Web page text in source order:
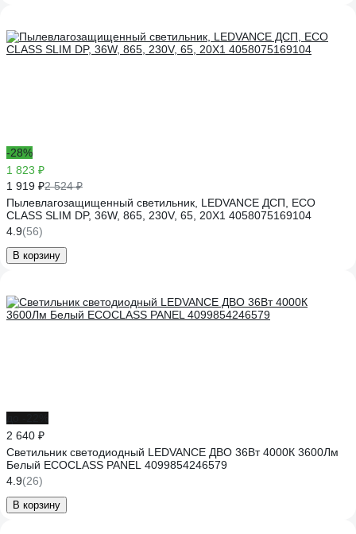
-28%
1 823 ₽
1 919 ₽2 524 ₽
Пылевлагозащищенный светильник, LEDVANCE ДСП, ECO
CLASS SLIM DP, 36W, 865, 230V, 65, 20X1 4058075169104
4.9(56)
В корзину
2 640 ₽
Светильник светодиодный LEDVANCE ДВО 36Вт 4000К 3600Лм
Белый ECOCLASS PANEL 4099854246579
4.9(26)
В корзину